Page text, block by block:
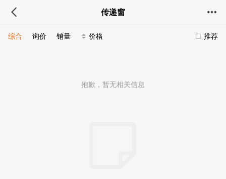
传递窗
推荐
综合 询价 销量 价格
抱歉，暂无相关信息